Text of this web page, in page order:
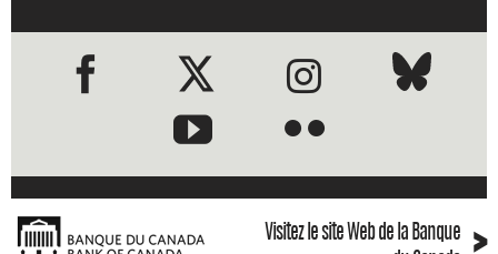
●●
Visitez le site Web de la Banque